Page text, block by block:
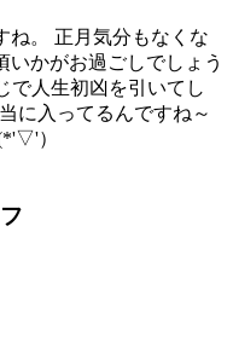
ね。 正月気分もなくな
いかがお過ごしでしょう
で人生初凶を引いてし
に入ってるんですね～
(*'▽'）